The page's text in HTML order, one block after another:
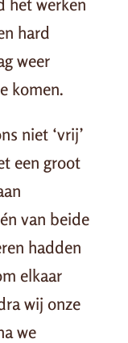
hard
weer
komen.
niet ‘vrij’
een groot
van beide
hadden
elkaar
wij onze
we